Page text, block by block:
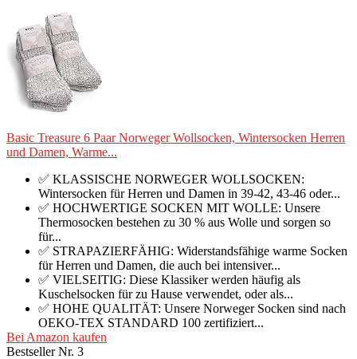
Basic Treasure 6 Paar Norweger Wollsocken, Wintersocken Herren
und Damen, Warme...
✅ KLASSISCHE NORWEGER WOLLSOCKEN:
Wintersocken für Herren und Damen in 39-42, 43-46 oder...
✅ HOCHWERTIGE SOCKEN MIT WOLLE: Unsere
Thermosocken bestehen zu 30 % aus Wolle und sorgen so
für...
✅ STRAPAZIERFÄHIG: Widerstandsfähige warme Socken
für Herren und Damen, die auch bei intensiver...
✅ VIELSEITIG: Diese Klassiker werden häufig als
Kuschelsocken für zu Hause verwendet, oder als...
✅ HOHE QUALITÄT: Unsere Norweger Socken sind nach
OEKO-TEX STANDARD 100 zertifiziert...
Bei Amazon kaufen
Bestseller Nr. 3